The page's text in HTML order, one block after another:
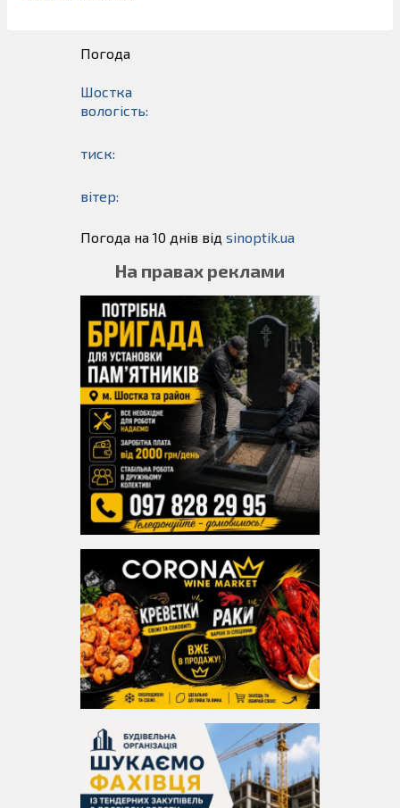
Погода
Шостка
вологість:
тиск:
вітер:
Погода на 10 днів від sinoptik.ua
На правах реклами